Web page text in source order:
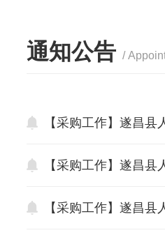
通知公告 /
【采购工作】遂昌
【采购工作】遂昌
【采购工作】遂昌